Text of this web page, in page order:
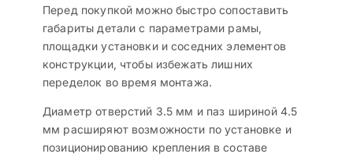
Перед покупкой можно быстро сопоставить
габариты детали с параметрами рамы,
площадки установки и соседних элементов
конструкции, чтобы избежать лишних
переделок во время монтажа.
Диаметр отверстий 3.5 мм и паз шириной 4.5
мм расширяют возможности по установке и
позиционированию крепления в составе